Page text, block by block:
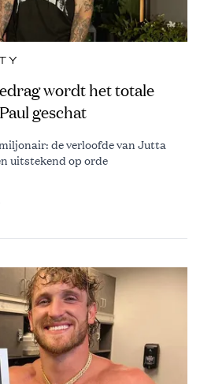
wordt het totale
geschat
de verloofde van Jutta
uitstekend op orde